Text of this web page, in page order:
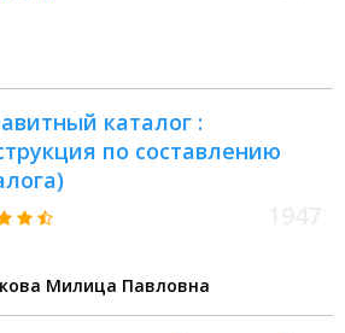
каталог :
по составлению
Милица Павловна